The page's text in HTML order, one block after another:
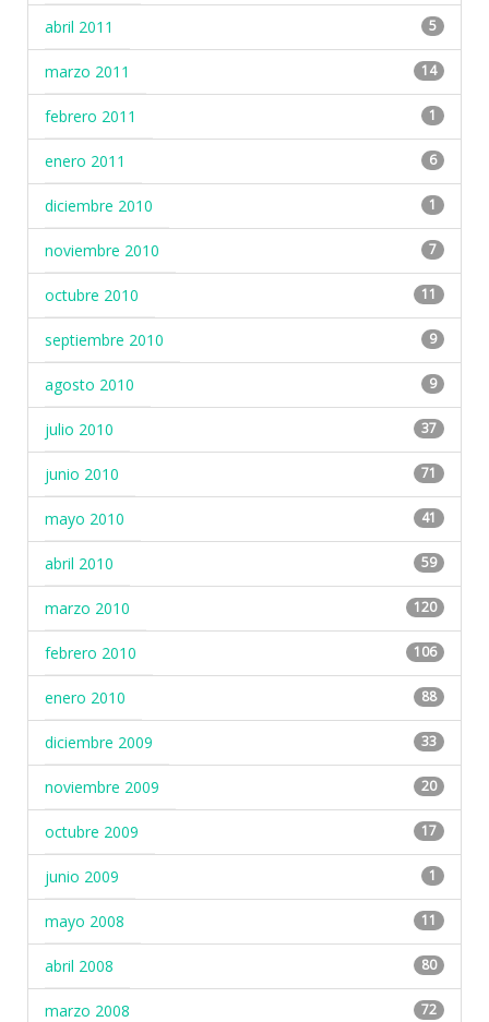
abril 2011 5
marzo 2011 14
febrero 2011 1
enero 2011 6
diciembre 2010 1
noviembre 2010 7
octubre 2010 11
septiembre 2010 9
agosto 2010 9
julio 2010 37
junio 2010 71
mayo 2010 41
abril 2010 59
marzo 2010 120
febrero 2010 106
enero 2010 88
diciembre 2009 33
noviembre 2009 20
octubre 2009 17
junio 2009 1
mayo 2008 11
abril 2008 80
marzo 2008 72